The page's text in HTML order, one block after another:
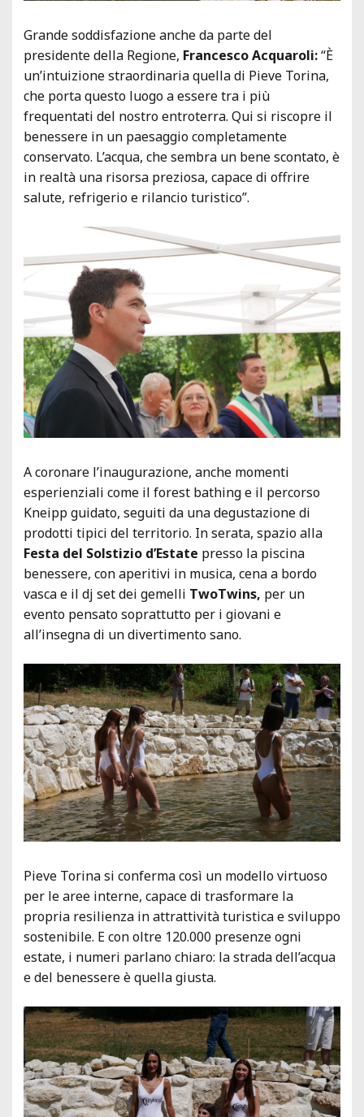
Grande soddisfazione anche da parte del
presidente della Regione, Francesco Acquaroli:“È
un’intuizione straordinaria quella di Pieve Torina,
che porta questo luogo a essere tra i più
frequentati del nostro entroterra. Qui si riscopre il
benessere in un paesaggio completamente
conservato. L’acqua, che sembra un bene scontato, è
in realtà una risorsa preziosa, capace di offrire
salute, refrigerio e rilancio turistico”.
A coronare l’inaugurazione, anche momenti
esperienziali come il forest bathing e il percorso
Kneipp guidato, seguiti da una degustazione di
prodotti tipici del territorio. In serata, spazio alla
Festa del Solstizio d’Estate presso la piscina
benessere, con aperitivi in musica, cena a bordo
vasca e il dj set dei gemelli TwoTwins, per un
evento pensato soprattutto per i giovani e
all’insegna di un divertimento sano.
Pieve Torina si conferma così un modello virtuoso
per le aree interne, capace di trasformare la
propria resilienza in attrattività turistica e sviluppo
sostenibile. E con oltre 120.000 presenze ogni
estate, i numeri parlano chiaro: la strada dell’acqua
e del benessere è quella giusta.